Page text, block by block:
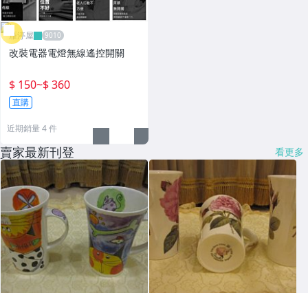
雁渟屋
改裝電器電燈無線遙控開關
$ 150~$ 360
直購
近期銷量 4 件
賣家最新刊登 看更多